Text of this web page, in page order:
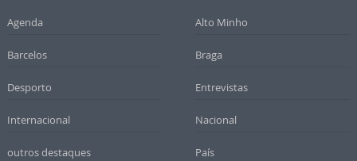
Agenda Alto Minho
Barcelos Braga
Desporto Entrevistas
Internacional Nacional
outros destaques País